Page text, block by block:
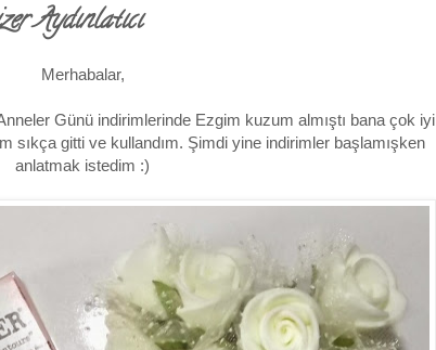
Aydınlatıcı
Merhabalar,
Günü indirimlerinde Ezgim kuzum almıştı bana çok iyi
sıkça gitti ve kullandım. Şimdi yine indirimler başlamışken
anlatmak istedim :)